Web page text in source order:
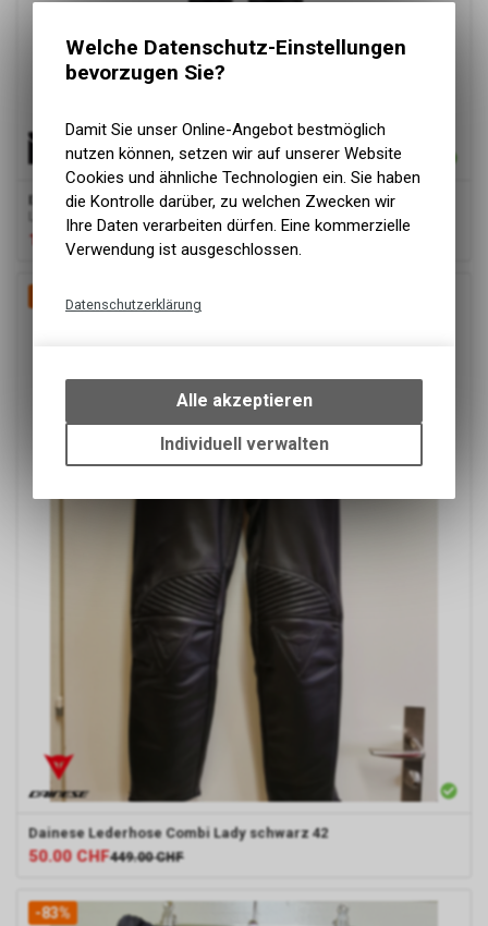
IXS
Jeans Gaucho schwarz
Lederhose klein geschnitten
100.00 329.00 CHF
-89%
Dainese Lederhose Combi Lady schwarz 42
50.00 CHF449.00 CHF
-83%
Welche Datenschutz-Einstellungen
bevorzugen Sie?
Damit Sie unser Online-Angebot bestmöglich
nutzen können, setzen wir auf unserer Website
Cookies und ähnliche Technologien ein. Sie haben
die Kontrolle darüber, zu welchen Zwecken wir
Ihre Daten verarbeiten dürfen. Eine kommerzielle
Verwendung ist ausgeschlossen.
Datenschutzerklärung
bestimmte Interaktionen und
Einstellungen auf Ihrem Gerät,
um die grundlegenden
Funktionen unseres Online-
ermöglichen. Bitte beachten Sie,
dass die gespeicherten Daten
keinerlei Rückschlüsse auf Ihre
persönlichen Informationen
zulassen.
Alle akzeptieren
Individuell verwalten